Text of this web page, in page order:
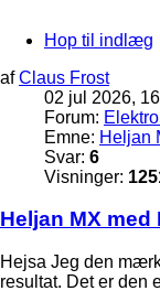
Hop til indlæg
afClaus Frost
02 jul 2026,
Forum:
Emne: Heljan
Svar: 6
Visninger:
Heljan MX
Hejsa Jeg den
resultat. Det er den